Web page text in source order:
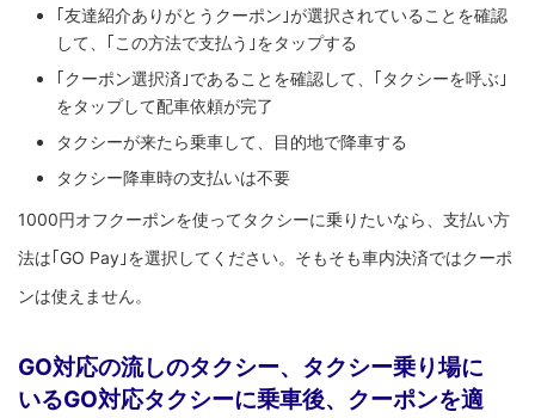
｢友達紹介ありがとうクーポン｣が選択されていることを確認
して、｢この方法で支払う｣をタップする
｢クーポン選択済｣であることを確認して、｢タクシーを呼ぶ｣
をタップして配車依頼が完了
タクシーが来たら乗車して、目的地で降車する
タクシー降車時の支払いは不要
1000円オフクーポンを使ってタクシーに乗りたいなら、支払い方
法は｢GO Pay｣を選択してください。そもそも車内決済ではクーポ
ンは使えません。
GO対応の流しのタクシー、タクシー乗り場に
いるGO対応タクシーに乗車後、クーポンを適